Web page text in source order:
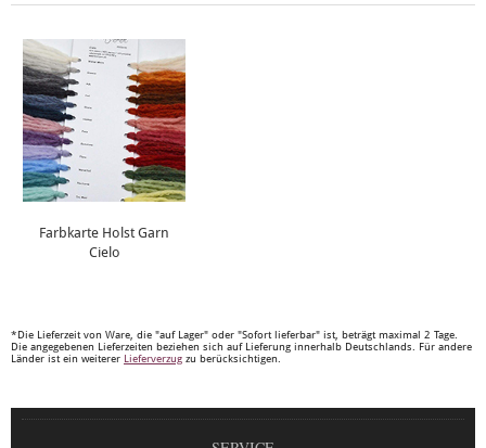
Farbkarte Holst Garn
Cielo
*Die Lieferzeit von Ware, die "auf Lager" oder "Sofort lieferbar" ist, beträgt maximal 2 Tage.
Die angegebenen Lieferzeiten beziehen sich auf Lieferung innerhalb Deutschlands. Für andere
Länder ist ein weiterer Lieferverzug zu berücksichtigen.